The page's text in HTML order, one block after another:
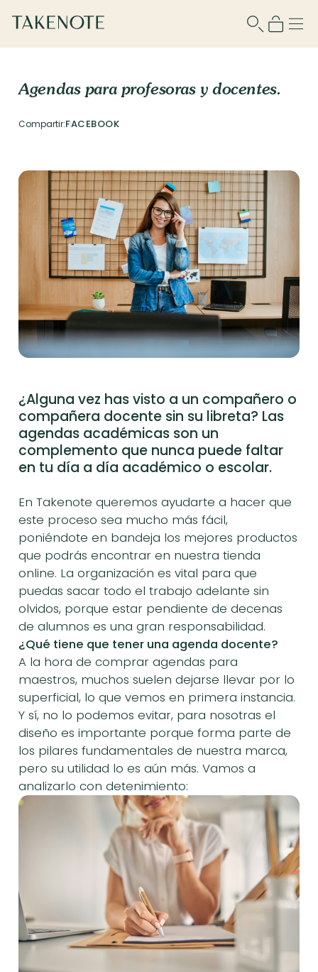
Agendas para profesoras y docentes.
Compartir:FACEBOOK
¿Alguna vez has visto a un compañero o
compañera docente sin su libreta? Las
agendas académicas son un
complemento que nunca puede faltar
en tu día a día académico o escolar.
En Takenote queremos ayudarte a hacer que
este proceso sea mucho más fácil,
poniéndote en bandeja los mejores productos
que podrás encontrar en nuestra tienda
online. La organización es vital para que
puedas sacar todo el trabajo adelante sin
olvidos, porque estar pendiente de decenas
de alumnos es una gran responsabilidad.
¿Qué tiene que tener una agenda docente?
A la hora de comprar agendas para
maestros, muchos suelen dejarse llevar por lo
superficial, lo que vemos en primera instancia.
Y sí, no lo podemos evitar, para nosotras el
diseño es importante porque forma parte de
los pilares fundamentales de nuestra marca,
pero su utilidad lo es aún más. Vamos a
analizarlo con detenimiento: